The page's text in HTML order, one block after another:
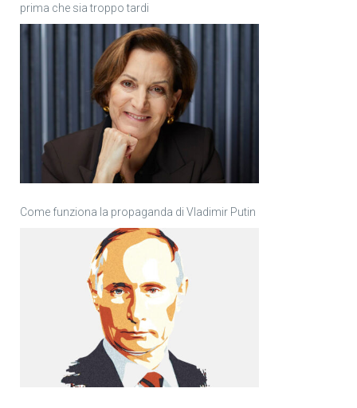
prima che sia troppo tardi
Come funziona la propaganda di Vladimir Putin